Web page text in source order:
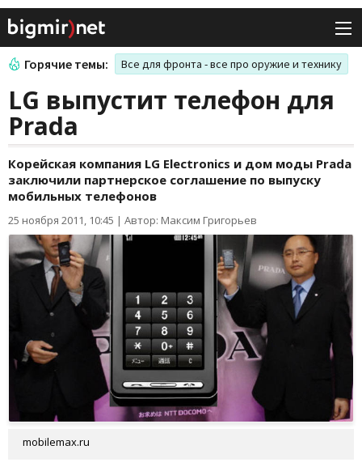
Горячие темы: Все для фронта - все про оружие и технику
LG выпустит телефон для
Prada
Корейская компания LG Electronics и дом моды Prada
заключили партнерское соглашение по выпуску
мобильных телефонов
25 ноября 2011, 10:45 | Автор: Максим Григорьев
mobilemax.ru